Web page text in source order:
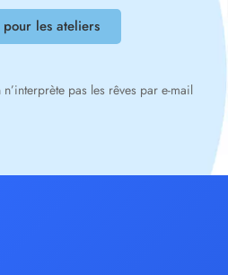
pour les ateliers
pas les rêves par e-mail